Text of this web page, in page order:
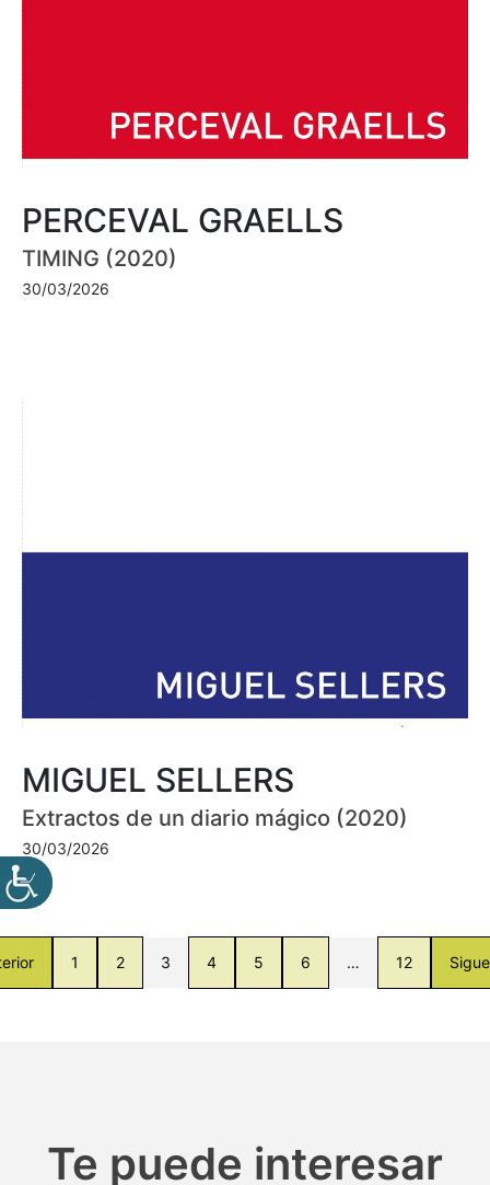
PERCEVAL GRAELLS
TIMING (2020)
30/03/2026
MIGUEL SELLERS
Extractos de un diario mágico (2020)
30/03/2026
1 2 3 4 5 6 … 12
Te puede interesar